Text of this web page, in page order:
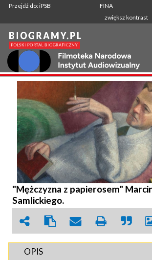
Przejdź do: iPSB
FINA
zwiększ kontrast
SZUKANA
"Mężczyzna z papierosem"
Samlickiego.
OPIS